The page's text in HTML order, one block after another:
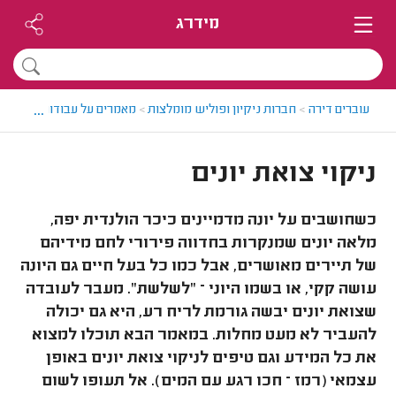
מידרג
עוברים דירה > חברות ניקיון ופוליש מומלצות> מאמרים על עבודות ניקיון
...
ניקוי צואת יונים
כשחושבים על יונה מדמיינים כיכר הולנדית יפה,
מלאה יונים שמנקרות בחדווה פירורי לחם מידיהם
של תיירים מאושרים, אבל כמו כל בעל חיים גם היונה
עושה קקי, או בשמו היוני – "לשלשת". מעבר לעובדה
שצואת יונים יבשה גורמת לריח רע, היא גם יכולה
להעביר לא מעט מחלות. במאמר הבא תוכלו למצוא
את כל המידע וגם טיפים לניקוי צואת יונים באופן
עצמאי (רמז – חכו רגע עם המים). אל תעופו לשום